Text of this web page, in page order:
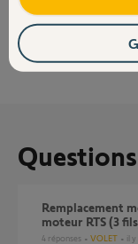
100%des
Remplacement moteur volet roulant filaire (4 fils) par
moteur RTS (3
4 réponses VOLET il